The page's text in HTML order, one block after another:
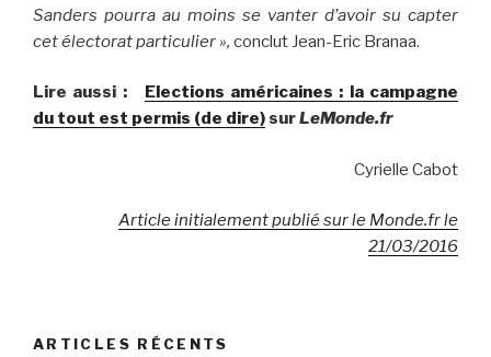
Sanders pourra au moins se vanter d’avoir su capter
cet électorat particulier », conclut Jean-Eric Branaa.
Lire aussi : Elections américaines : la campagne
du tout est permis (de dire)surLeMonde.fr
Cyrielle Cabot
Article initialement publié sur le Monde.fr le
21/03/2016
ARTICLES RÉCENTS